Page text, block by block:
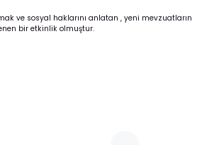
ve sosyal haklarını anlatan , yeni mevzuatların
bir etkinlik olmuştur.